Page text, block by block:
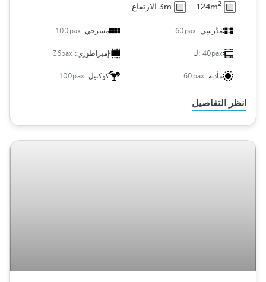
124m2 3m الارتفاع
مَدْرسِي:60pax مسرحي:100pax
U: 40pax إمبراطوري: 36pax
مأدبة:60pax كوكتيل:100pax
انظر التفاصيل